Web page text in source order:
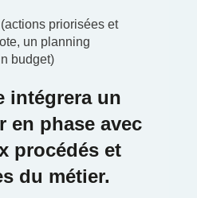
priorisées et
un planning
budget)
intégrera un
en phase avec
procédés et
du métier.